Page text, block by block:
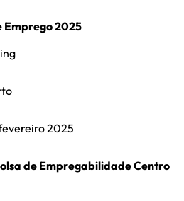
Emprego 2025
2025
de Empregabilidade Centro